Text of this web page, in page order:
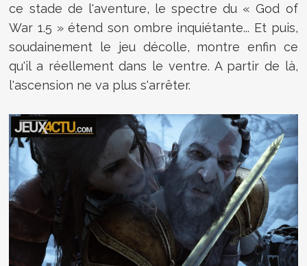
ce stade de l'aventure, le spectre du « God of
War 1.5 » étend son ombre inquiétante... Et puis,
soudainement le jeu décolle, montre enfin ce
qu'il a réellement dans le ventre. A partir de là,
l'ascension ne va plus s'arrêter.